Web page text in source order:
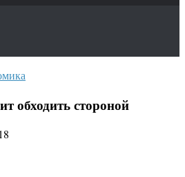
обходить стороной